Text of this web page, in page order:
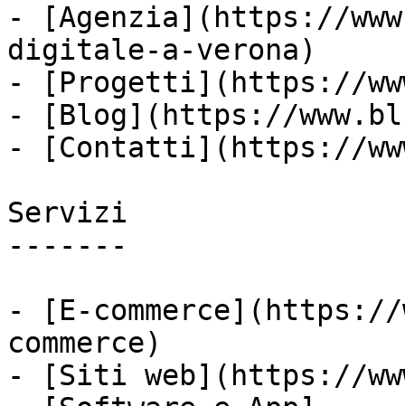
- [Agenzia](https://
digitale-a-verona)
- [Progetti](https://
- [Blog](https://
- [Contatti](https://
Servizi
-------
- [E-
commerce)
- [Siti web](https://